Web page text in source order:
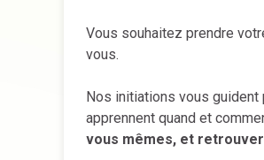
Vous souhaitez prendre
vous.
Nos initiations vous
apprennent quand et
vous mêmes, et